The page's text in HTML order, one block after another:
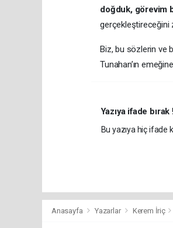
doğduk, görevim
gerçekleştireceğini
Biz, bu sözlerin ve
Tunahan’ın
Yazıya ifade bırak !
Bu yazıya hiç ifade
Anasayfa Yazarlar Kerem İriç